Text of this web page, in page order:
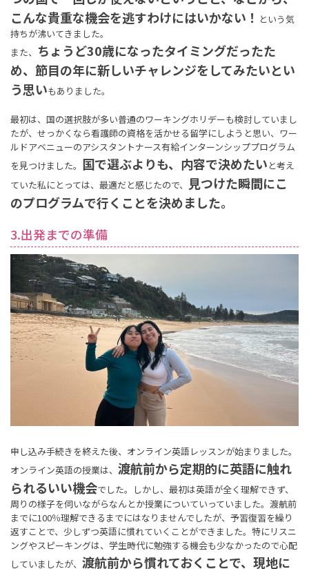
こんな貴重な機会を逃すわけにはいかない！ という気
持ちが沸いてきました。
また、 ちょうど30歳になったタイミングだったた
め、節目の年に新しいチャレンジをしてみたいとい
う思いもありました。
最初は、国の選択肢が多い普通のワーキングホリデーも検討していまし
たが、せっかくなら看護師の資格を活かせる留学にしようと思い、ワー
ルドアベニューのアシスタントナース有給インターンシッププログラム
を見つけました。 国で選ぶよりも、内容で決めたい と考え
ていた私にとっては、最適だと感じたので、 見つけた瞬間にこ
のプログラムで行くことを決めました。
3.出発までの準備
申し込み手続きを終えた後、オンライン英語レッスンが始まりました。
オンライン英語の授業は、 渡航前から定期的に英語に触れ
られるいい機会でした。しかし、最初は英語が全く理解できず、
周りの様子を伺いながらなんとか授業についていっていました。渡航前
までに100％理解できるまでにはなりませんでしたが、予習復習を繰り
返すことで、少しずつ英語に慣れていくことができました。特にリスニ
ングやスピーキングは、学生時代に勉強する機会も少なかったので心配
していましたが、 渡航前から慣れておくことで、現地に